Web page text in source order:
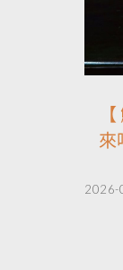
來
2026-